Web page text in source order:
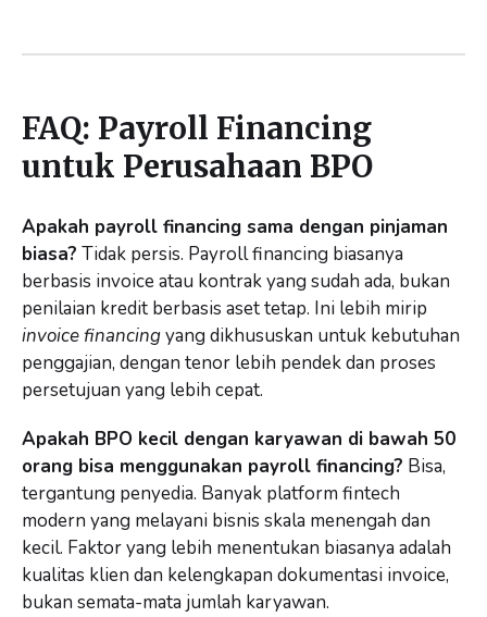
FAQ: Payroll Financing
untuk Perusahaan BPO
Apakah payroll financing sama dengan pinjaman
biasa? Tidak persis. Payroll financing biasanya
berbasis invoice atau kontrak yang sudah ada, bukan
penilaian kredit berbasis aset tetap. Ini lebih mirip
invoice financingyang dikhususkan untuk kebutuhan
penggajian, dengan tenor lebih pendek dan proses
persetujuan yang lebih cepat.
Apakah BPO kecil dengan karyawan di bawah 50
orang bisa menggunakan payroll financing? Bisa,
tergantung penyedia. Banyak platform fintech
modern yang melayani bisnis skala menengah dan
kecil. Faktor yang lebih menentukan biasanya adalah
kualitas klien dan kelengkapan dokumentasi invoice,
bukan semata-mata jumlah karyawan.